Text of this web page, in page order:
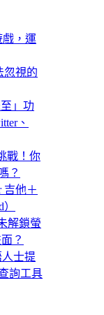
戲，運
忽視的
」功
、
戰！你
？
吉他＋
解鎖螢
？
人士提
詢工具